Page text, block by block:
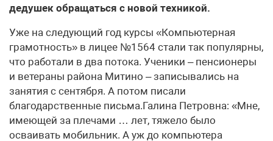
дедушек обращаться с новой техникой.
Уже на следующий год курсы «Компьютерная
грамотность» в лицее №1564 стали так популярны,
что работали в два потока. Ученики – пенсионеры
и ветераны района Митино – записывались на
занятия с сентября. А потом писали
благодарственные письма.Галина Петровна: «Мне,
имеющей за плечами … лет, тяжело было
осваивать мобильник. А уж до компьютера